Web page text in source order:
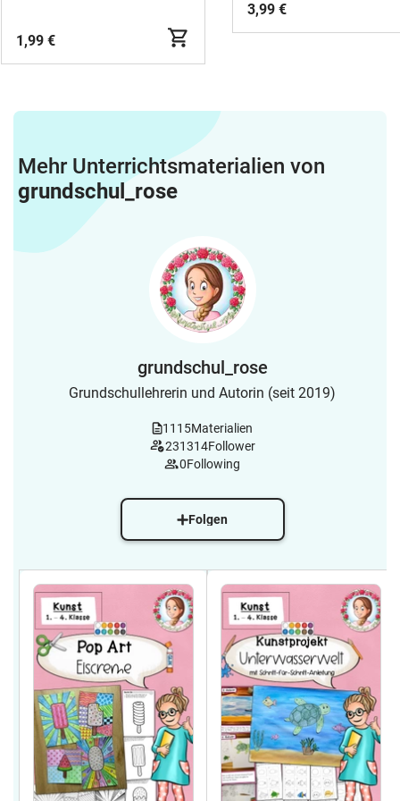
1,99 €
3,99 €
Mehr Unterrichtsmaterialien von
grundschul_rose
grundschul_rose
Grundschullehrerin und Autorin (seit 2019)
1115Materialien
231314Follower
0Following
Folgen